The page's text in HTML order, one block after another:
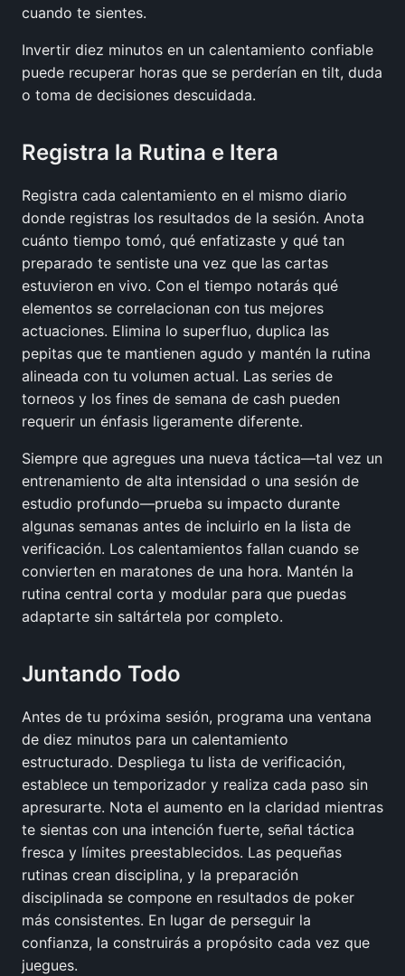
cuando te sientes.
Invertir diez minutos en un calentamiento confiable
puede recuperar horas que se perderían en tilt, duda
o toma de decisiones descuidada.
Registra la Rutina e Itera
Registra cada calentamiento en el mismo diario
donde registras los resultados de la sesión. Anota
cuánto tiempo tomó, qué enfatizaste y qué tan
preparado te sentiste una vez que las cartas
estuvieron en vivo. Con el tiempo notarás qué
elementos se correlacionan con tus mejores
actuaciones. Elimina lo superfluo, duplica las
pepitas que te mantienen agudo y mantén la rutina
alineada con tu volumen actual. Las series de
torneos y los fines de semana de cash pueden
requerir un énfasis ligeramente diferente.
Siempre que agregues una nueva táctica—tal vez un
entrenamiento de alta intensidad o una sesión de
estudio profundo—prueba su impacto durante
algunas semanas antes de incluirlo en la lista de
verificación. Los calentamientos fallan cuando se
convierten en maratones de una hora. Mantén la
rutina central corta y modular para que puedas
adaptarte sin saltártela por completo.
Juntando Todo
Antes de tu próxima sesión, programa una ventana
de diez minutos para un calentamiento
estructurado. Despliega tu lista de verificación,
establece un temporizador y realiza cada paso sin
apresurarte. Nota el aumento en la claridad mientras
te sientas con una intención fuerte, señal táctica
fresca y límites preestablecidos. Las pequeñas
rutinas crean disciplina, y la preparación
disciplinada se compone en resultados de poker
más consistentes. En lugar de perseguir la
confianza, la construirás a propósito cada vez que
juegues.